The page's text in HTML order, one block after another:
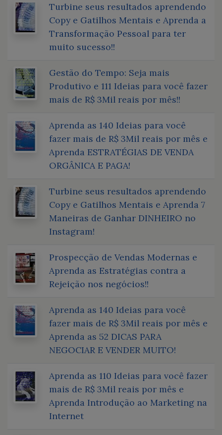
Turbine seus resultados aprendendo
Copy e Gatilhos Mentais e Aprenda a
Transformação Pessoal para ter
muito sucesso!!
Gestão do Tempo: Seja mais
Produtivo e 111 Ideias para você fazer
mais de R$ 3Mil reais por mês!!
Aprenda as 140 Ideias para você
fazer mais de R$ 3Mil reais por mês e
Aprenda ESTRATÉGIAS DE VENDA
ORGÂNICA E PAGA!
Turbine seus resultados aprendendo
Copy e Gatilhos Mentais e Aprenda 7
Maneiras de Ganhar DINHEIRO no
Instagram!
Prospecção de Vendas Modernas e
Aprenda as Estratégias contra a
Rejeição nos negócios!!
Aprenda as 140 Ideias para você
fazer mais de R$ 3Mil reais por mês e
Aprenda as 52 DICAS PARA
NEGOCIAR E VENDER MUITO!
Aprenda as 110 Ideias para você fazer
mais de R$ 3Mil reais por mês e
Aprenda Introdução ao Marketing na
Internet